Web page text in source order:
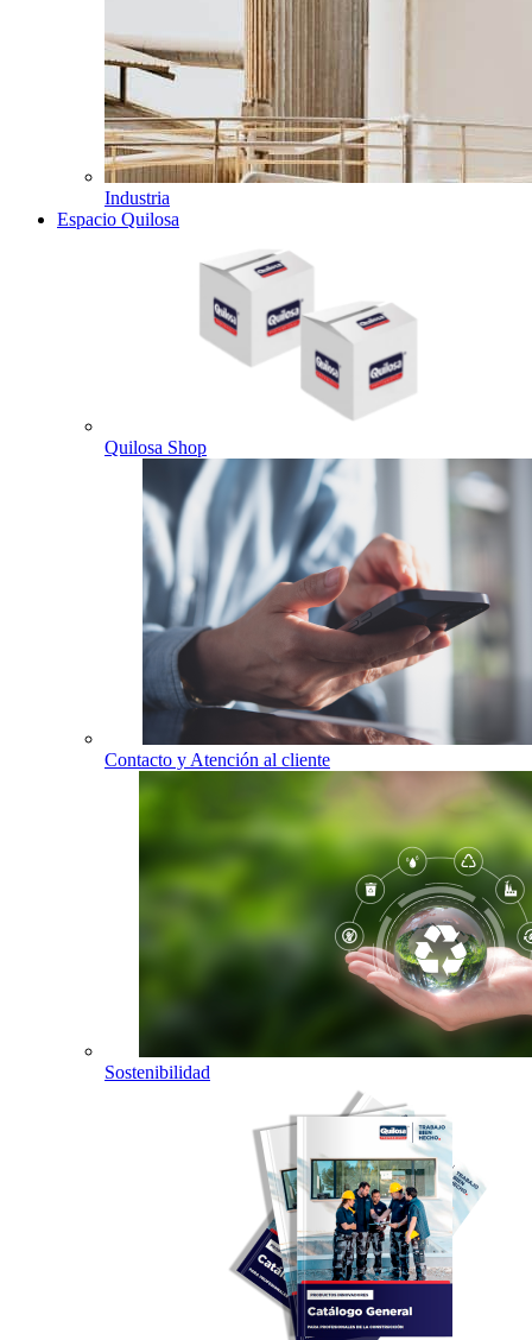
Industria
Espacio Quilosa
Quilosa Shop
Contacto y Atención al cliente
Sostenibilidad